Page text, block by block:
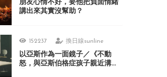
朋友心情不好，要他把負面情緒
講出來其實沒幫助？
152237 換日線sunline
以亞斯作為一面鏡子／《不動
怒，與亞斯伯格症孩子親近溝